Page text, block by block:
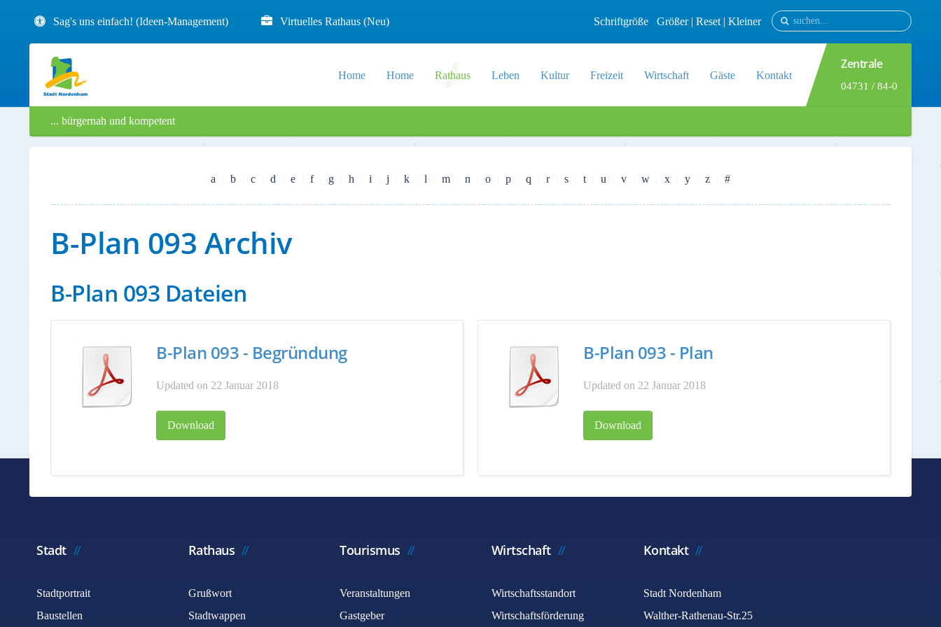
Sag's uns einfach! (Ideen-Management) Virtuelles Rathaus (Neu) Schriftgröße Größer| Reset | Kleiner
Home Home Rathaus Leben Kultur Freizeit Wirtschaft Gäste Kontakt
Zentrale
04731 / 84-0
... bürgernah und kompetent
a b c d e f g h i j k l m n o p q r s t u v w x y z #
B-Plan 093 Archiv
B-Plan 093 Dateien
B-Plan 093 - Begründung
Updated on 22 Januar 2018
Download
B-Plan 093 - Plan
Updated on 22 Januar 2018
Download
Stadt
Stadtportrait
Baustellen
Rathaus
Grußwort
Stadtwappen
Tourismus
Veranstaltungen
Gastgeber
Wirtschaft
Wirtschaftsstandort
Wirtschaftsförderung
Kontakt
Stadt Nordenham
Walther-Rathenau-Str.25